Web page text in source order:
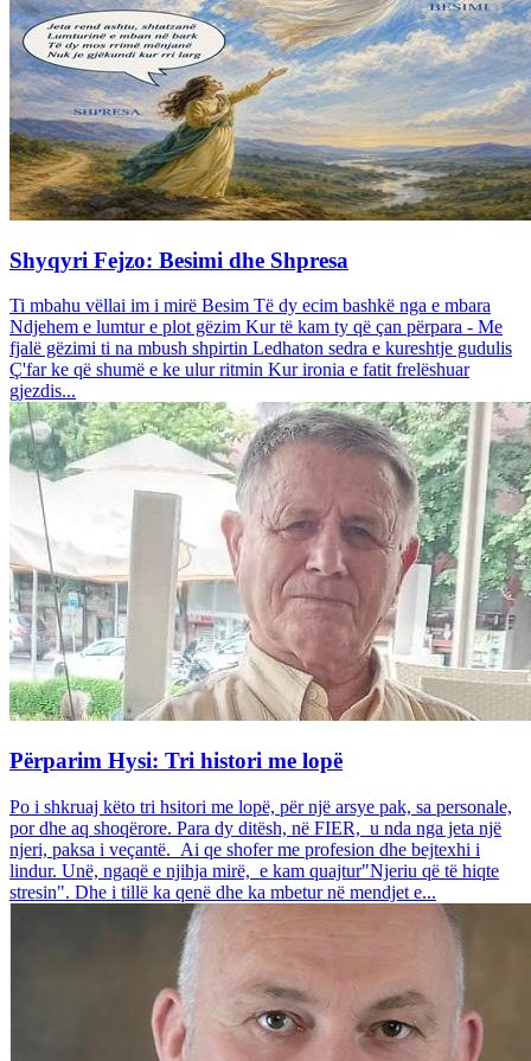
Shyqyri Fejzo: Besimi dhe Shpresa
Ti mbahu vëllai im i mirë Besim Të dy ecim bashkë nga e mbara
Ndjehem e lumtur e plot gëzim Kur të kam ty që çan përpara - Me
fjalë gëzimi ti na mbush shpirtin Ledhaton sedra e kureshtje gudulis
Ç'far ke që shumë e ke ulur ritmin Kur ironia e fatit frelëshuar
gjezdis...
Përparim Hysi: Tri histori me lopë
Po i shkruaj këto tri hsitori me lopë, për një arsye pak, sa personale,
por dhe aq shoqërore. Para dy ditësh, në FIER, u nda nga jeta një
njeri, paksa i veçantë. Ai qe shofer me profesion dhe bejtexhi i
lindur. Unë, ngaqë e njihja mirë, e kam quajtur"Njeriu që të hiqte
stresin". Dhe i tillë ka qenë dhe ka mbetur në mendjet e...